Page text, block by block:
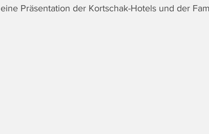
eine Präsentation der Kortschak-Hotels und der